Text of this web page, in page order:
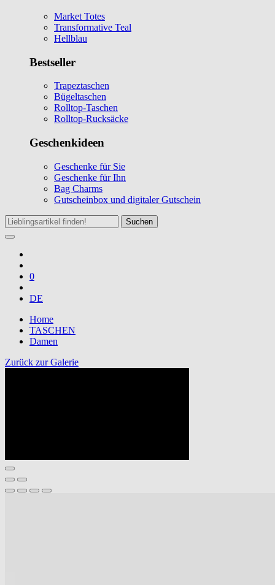
Market Totes
Transformative Teal
Hellblau
Bestseller
Trapeztaschen
Bügeltaschen
Rolltop-Taschen
Rolltop-Rucksäcke
Geschenkideen
Geschenke für Sie
Geschenke für Ihn
Bag Charms
Gutscheinbox und digitaler Gutschein
Suchen
0
DE
Home
TASCHEN
Damen
Zurück zur Galerie